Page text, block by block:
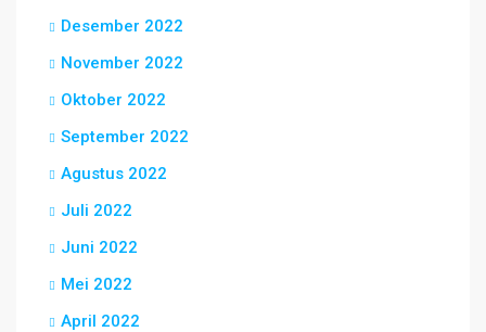
Desember 2022
November 2022
Oktober 2022
September 2022
Agustus 2022
Juli 2022
Juni 2022
Mei 2022
April 2022